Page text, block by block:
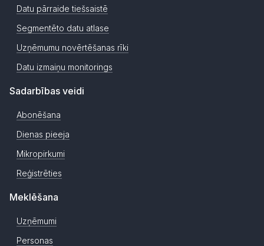
Datu pārraide tiešsaistē
Segmentēto datu atlase
Uzņēmumu novērtēšanas rīki
Datu izmaiņu monitorings
Sadarbības veidi
Abonēšana
Dienas pieeja
Mikropirkumi
Reģistrēties
Meklēšana
Uzņēmumi
Personas